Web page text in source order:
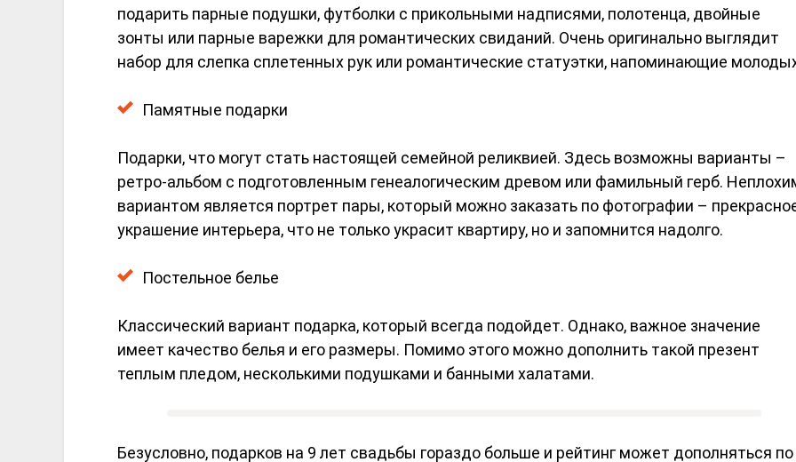
подарить парные подушки, футболки с прикольными надписями, полотенца, двойные
зонты или парные варежки для романтических свиданий. Очень оригинально выглядит
набор для слепка сплетенных рук или романтические статуэтки, напоминающие
Памятные подарки
Подарки, что могут стать настоящей семейной реликвией. Здесь возможны варианты –
ретро-альбом с подготовленным генеалогическим древом или фамильный герб.
вариантом является портрет пары, который можно заказать по фотографии –
украшение интерьера, что не только украсит квартиру, но и запомнится надолго.
Постельное белье
Классический вариант подарка, который всегда подойдет. Однако, важное значение
имеет качество белья и его размеры. Помимо этого можно дополнить такой презент
теплым пледом, несколькими подушками и банными халатами.
Безусловно, подарков на 9 лет свадьбы гораздо больше и рейтинг может дополняться по